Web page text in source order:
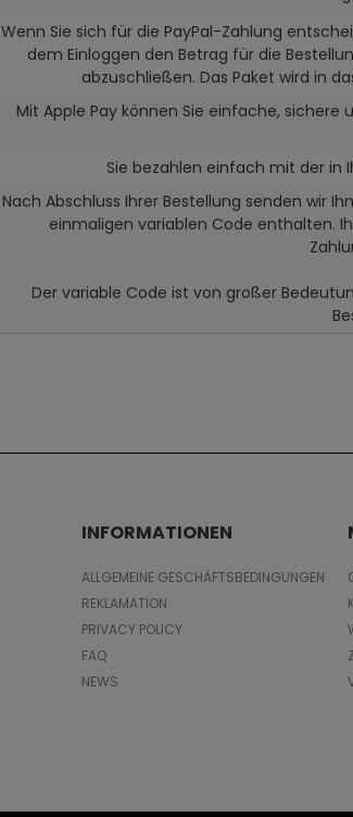
Wenn Sie sich für die PayPal-Zahlung
dem Einloggen den Betrag für die
abzuschließen. Das Paket wird in
Mit Apple Pay können Sie einfache,
Sie bezahlen einfach mit der in
Nach Abschluss Ihrer Bestellung senden wir
einmaligen variablen Code enthalten.
Der variable Code ist von großer
INFORMATIONEN
ALLGEMEINE GESCHÄFTSBEDINGUNGEN
REKLAMATION
PRIVACY POLICY
FAQ
NEWS